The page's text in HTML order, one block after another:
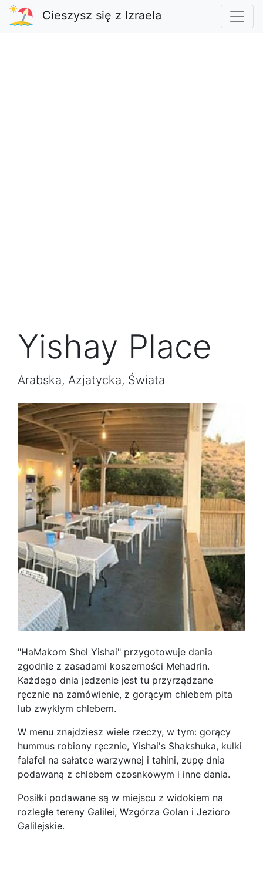
Cieszysz się z Izraela
Yishay Place
Arabska, Azjatycka, Świata
"HaMakom Shel Yishai" przygotowuje dania
zgodnie z zasadami koszerności Mehadrin.
Każdego dnia jedzenie jest tu przyrządzane
ręcznie na zamówienie, z gorącym chlebem pita
lub zwykłym chlebem.
W menu znajdziesz wiele rzeczy, w tym: gorący
hummus robiony ręcznie, Yishai's Shakshuka, kulki
falafel na sałatce warzywnej i tahini, zupę dnia
podawaną z chlebem czosnkowym i inne dania.
Posiłki podawane są w miejscu z widokiem na
rozległe tereny Galilei, Wzgórza Golan i Jezioro
Galilejskie.